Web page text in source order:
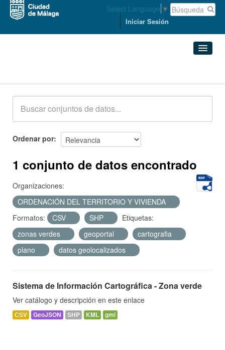
Select Language ▼
Iniciar Sesión
Acerca de
Ordenar por
1 conjunto de datos encontrado
Organizaciones:
ORDENACIÓN DEL TERRITORIO Y VIVIENDA
Formatos:
CSV SHP
Etiquetas:
zonas verdes
geoportal
cartografia
plano
datos geolocalizados
Sistema de Información Cartográfica - Zona verde
Ver catálogo y descripción en este enlace
CSV GeoJSON SHP KML gml